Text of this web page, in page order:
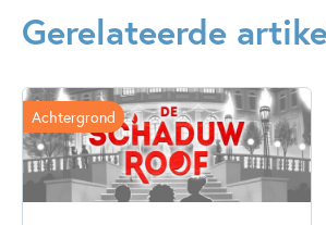
Gerelateerde
Achtergrond